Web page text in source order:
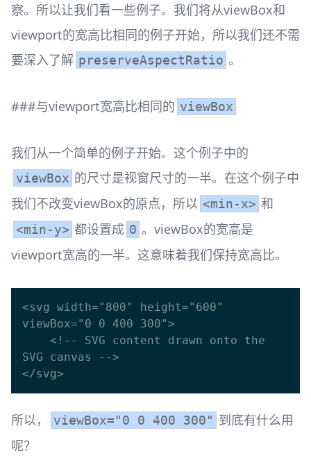
察。所以让我们看一些例子。我们将从viewBox和
viewport的宽高比相同的例子开始，所以我们还不需
要深入了解 preserveAspectRatio 。
###与viewport宽高比相同的 viewBox
我们从一个简单的例子开始。这个例子中的
viewBox 的尺寸是视窗尺寸的一半。在这个例子中
我们不改变viewBox的原点，所以 <min-x> 和
<min-y> 都设置成 0 。viewBox的宽高是
viewport宽高的一半。这意味着我们保持宽高比。
<svg width="800" height="600"
viewBox="0 0 400 300">
SVG canvas -->
所以， viewBox="0 0 400 300" 到底有什么用
呢？